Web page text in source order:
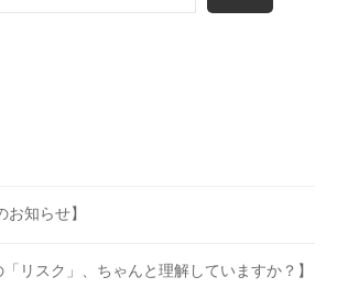
お知らせ】
リスク」、ちゃんと理解していますか？】